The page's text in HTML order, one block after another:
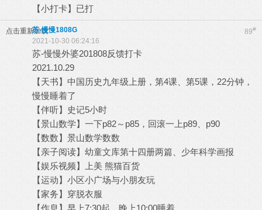
【小打卡】已打
点击重新加载 89#
苏-慢慢1808G
2021-10-30 06:24:16
苏-慢慢外婆201808反馈打卡
2021.10.29
【天书】中国历史九年级上册，第4课、第5课，22分钟，
慢慢睡着了
【伴听】史记5小时
【景山数学】一下p82～p85，回滚一上p89、p90
【数数】景山数学数数
【亲子阅读】幼童文库第十四册两篇、少年科学画报
【娱乐视频】上美 熊猫百货
【运动】小区小广场与小朋友玩
【家务】穿脱衣服
【作息】早上7:30起，晚上10:00睡着